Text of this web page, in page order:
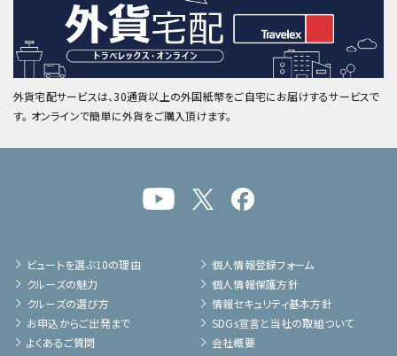
外貨宅配サービスは、30通貨以上の外国紙幣をご自宅にお届けするサービスで
す。 オンラインで簡単に外貨をご購入頂けます。
ビュートを選ぶ10の理由
クルーズの魅力
クルーズの選び方
お申込からご出発まで
よくあるご質問
個人情報登録フォーム
個人情報保護方針
情報セキュリティ基本方針
SDGs宣言と当社の取組ついて
会社概要